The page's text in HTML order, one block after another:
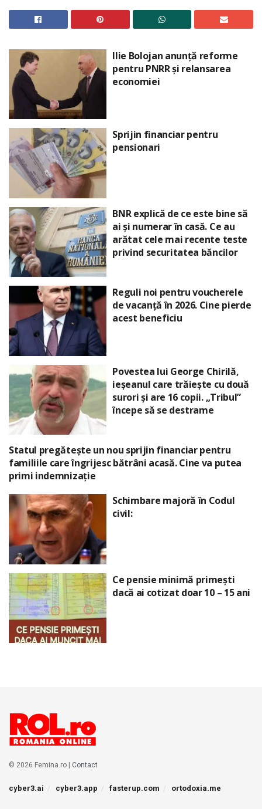
Ilie Bolojan anunță reforme
pentru PNRR și relansarea
economiei
Sprijin financiar pentru
pensionari
BNR explică de ce este bine să
ai și numerar în casă. Ce au
arătat cele mai recente teste
privind securitatea băncilor
Reguli noi pentru voucherele
de vacanță în 2026. Cine pierde
acest beneficiu
Povestea lui George Chirilă,
ieșeanul care trăiește cu două
surori și are 16 copii. „Tribul”
începe să se destrame
Statul pregătește un nou sprijin financiar pentru
familiile care îngrijesc bătrâni acasă. Cine va putea
primi indemnizație
Schimbare majoră în Codul
civil:
Ce pensie minimă primești
dacă ai cotizat doar 10 – 15 ani
© 2026 Femina.ro | Contact
cyber3.ai cyber3.app fasterup.com ortodoxia.me